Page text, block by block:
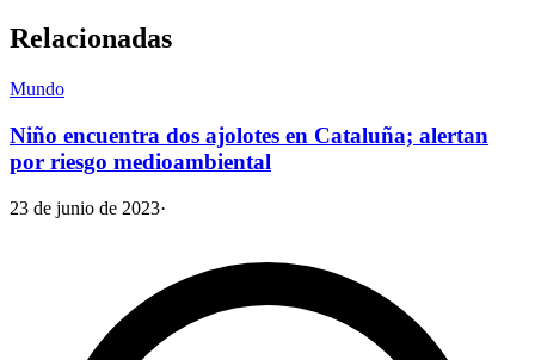
Relacionadas
Mundo
Niño encuentra dos ajolotes en Cataluña; alertan
por riesgo medioambiental
23 de junio de 2023·